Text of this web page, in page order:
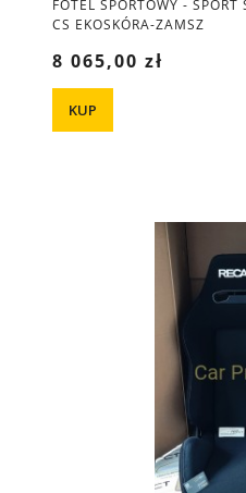
FOTEL SPORTOWY - SPORT
CS EKOSKÓRA-ZAMSZ
8 065,00 zł
KUP